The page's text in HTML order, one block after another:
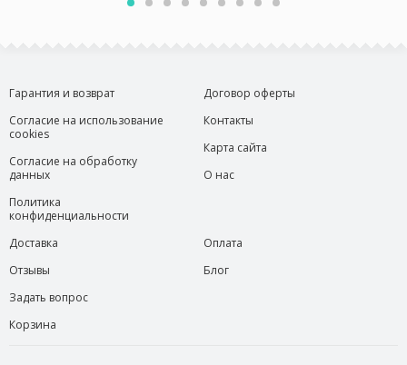
Гарантия и возврат
Согласие на использование
cookies
Согласие на обработку
данных
Политика
конфиденциальности
Договор оферты
Контакты
Карта сайта
О нас
Доставка
Отзывы
Задать вопрос
Корзина
Оплата
Блог